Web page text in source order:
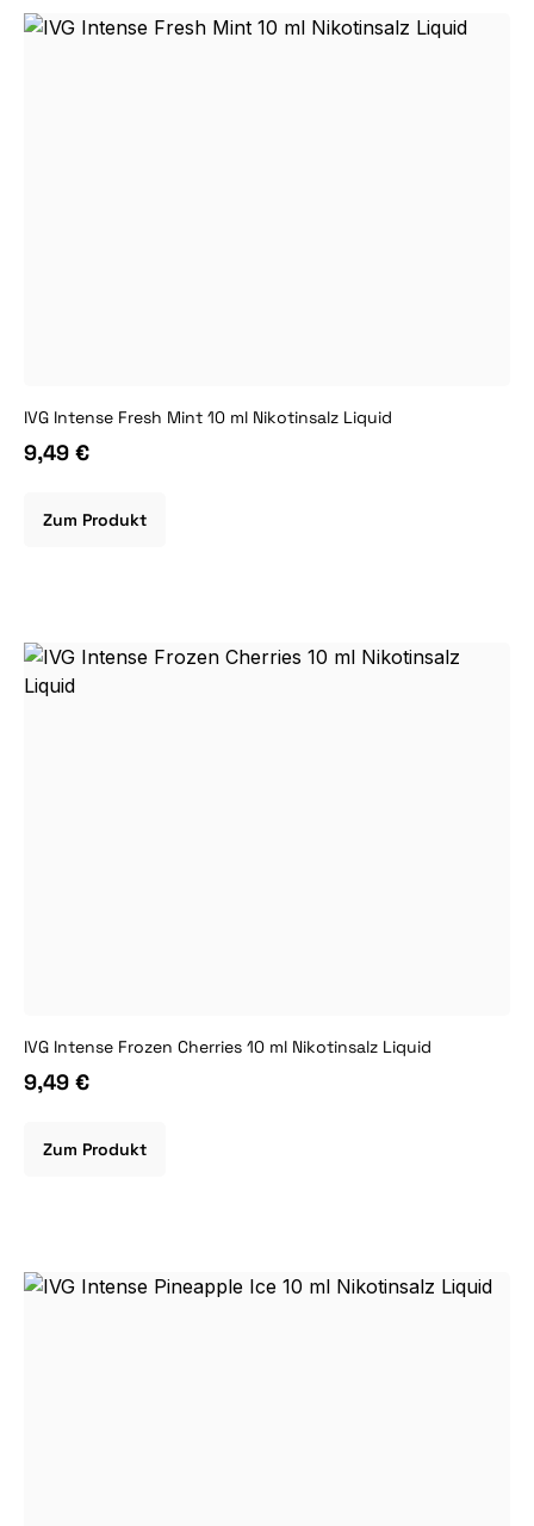
IVG Intense Fresh Mint 10 ml Nikotinsalz Liquid
9,49 €
Zum Produkt
IVG Intense Frozen Cherries 10 ml Nikotinsalz Liquid
9,49 €
Zum Produkt